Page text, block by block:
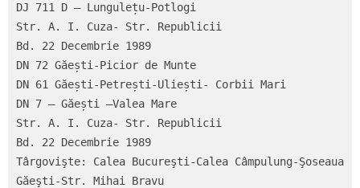
DJ 711 D – Lungulețu-Potlogi
Str. A. I. Cuza- Str. Republicii
Bd. 22 Decembrie 1989
DN 72 Găești-Picior de Munte
DN 61 Găești-Petrești-Uliești- Corbii Mari
DN 7 – Găești –Valea Mare
Str. A. I. Cuza- Str. Republicii
Bd. 22 Decembrie 1989
Târgovişte: Calea Bucureşti-Calea Câmpulung-Şoseaua
Găeşti-Str. Mihai Bravu